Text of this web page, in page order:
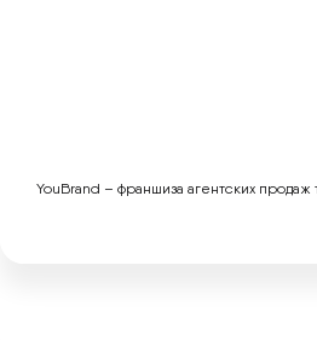
YouBrand – франшиза агентских